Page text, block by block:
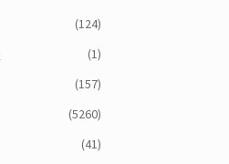
(124)
(1)
(157)
(5260)
(41)